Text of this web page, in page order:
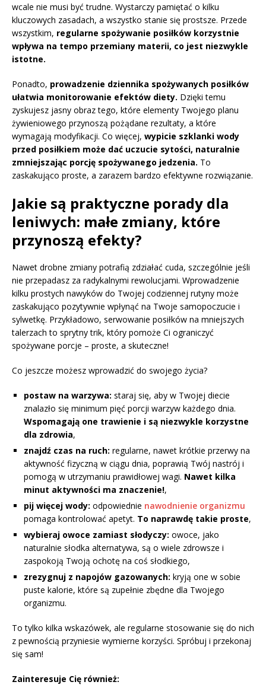
wcale nie musi być trudne. Wystarczy pamiętać o kilku
kluczowych zasadach, a wszystko stanie się prostsze. Przede
wszystkim, regularne spożywanie posiłków korzystnie
wpływa na tempo przemiany materii, co jest niezwykle
istotne.
Ponadto, prowadzenie dziennika spożywanych posiłków
ułatwia monitorowanie efektów diety. Dzięki temu
zyskujesz jasny obraz tego, które elementy Twojego planu
żywieniowego przynoszą pożądane rezultaty, a które
wymagają modyfikacji. Co więcej, wypicie szklanki wody
przed posiłkiem może dać uczucie sytości, naturalnie
zmniejszając porcję spożywanego jedzenia. To
zaskakująco proste, a zarazem bardzo efektywne rozwiązanie.
Jakie są praktyczne porady dla
leniwych: małe zmiany, które
przynoszą efekty?
Nawet drobne zmiany potrafią zdziałać cuda, szczególnie jeśli
nie przepadasz za radykalnymi rewolucjami. Wprowadzenie
kilku prostych nawyków do Twojej codziennej rutyny może
zaskakująco pozytywnie wpłynąć na Twoje samopoczucie i
sylwetkę. Przykładowo, serwowanie posiłków na mniejszych
talerzach to sprytny trik, który pomoże Ci ograniczyć
spożywane porcje – proste, a skuteczne!
Co jeszcze możesz wprowadzić do swojego życia?
postaw na warzywa: staraj się, aby w Twojej diecie
znalazło się minimum pięć porcji warzyw każdego dnia.
Wspomagają one trawienie i są niezwykle korzystne
dla zdrowia,
znajdź czas na ruch: regularne, nawet krótkie przerwy na
aktywność fizyczną w ciągu dnia, poprawią Twój nastrój i
pomogą w utrzymaniu prawidłowej wagi. Nawet kilka
minut aktywności ma znaczenie!,
pij więcej wody: odpowiednie nawodnienie organizmu
pomaga kontrolować apetyt. To naprawdę takie proste,
wybieraj owoce zamiast słodyczy: owoce, jako
naturalnie słodka alternatywa, są o wiele zdrowsze i
zaspokoją Twoją ochotę na coś słodkiego,
zrezygnuj z napojów gazowanych: kryją one w sobie
puste kalorie, które są zupełnie zbędne dla Twojego
organizmu.
To tylko kilka wskazówek, ale regularne stosowanie się do nich
z pewnością przyniesie wymierne korzyści. Spróbuj i przekonaj
się sam!
Zainteresuje Cię również: